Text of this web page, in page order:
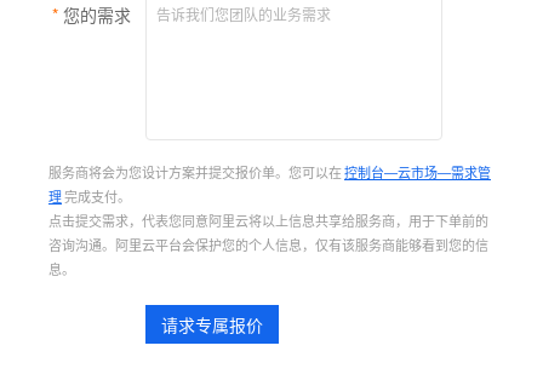
您的需求
服务商将会为您设计方案并提交报价单。您可以在控制台—云市场—需求管
理完成支付。
点击提交需求，代表您同意阿里云将以上信息共享给服务商，用于下单前的
咨询沟通。阿里云平台会保护您的个人信息，仅有该服务商能够看到您的信
息。
请求专属报价